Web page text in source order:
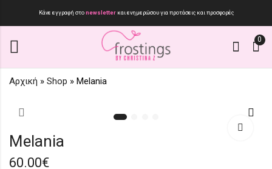
Κάνε εγγραφή στοnewsletter και ενημερώσου για προτάσεις και προσφορές
0
Αρχική » Shop » Melania
Melania
60.00€